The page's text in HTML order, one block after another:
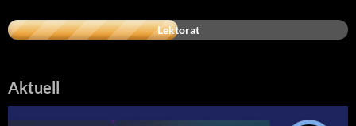
Lektorat
Aktuell